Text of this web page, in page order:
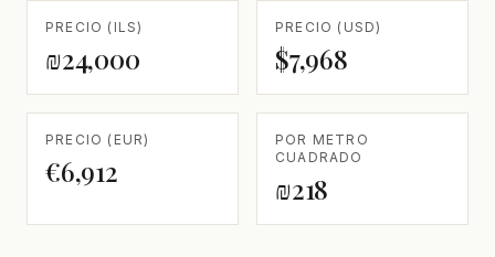
PRECIO (ILS)
₪24,000
PRECIO (USD)
$7,968
PRECIO (EUR)
€6,912
POR METRO
CUADRADO
₪218